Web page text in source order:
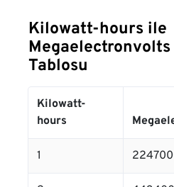
Kilowatt-hours ile
Tablosu
Kilowatt-
hours
1